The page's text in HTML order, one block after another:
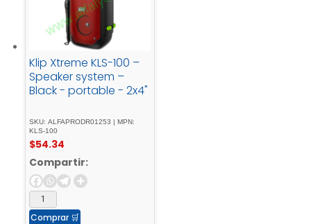
Klip Xtreme KLS-100 –
Speaker system –
Black - portable - 2x4"
SKU: ALFAPRODR01253 | MPN:
KLS-100
$54.34
Compartir:
Comprar 🛒